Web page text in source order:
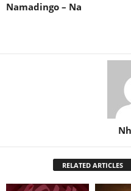
Namadingo – Na
RELATED ARTICLES